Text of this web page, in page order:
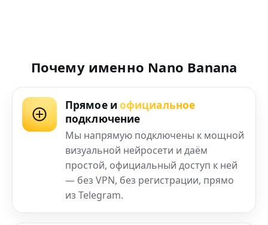
Почему именно Nano Banana
Прямое и официальное
подключение
Мы напрямую подключены к мощной
визуальной нейросети и даём
простой, официальный доступ к ней
— без VPN, без регистрации, прямо
из Telegram.